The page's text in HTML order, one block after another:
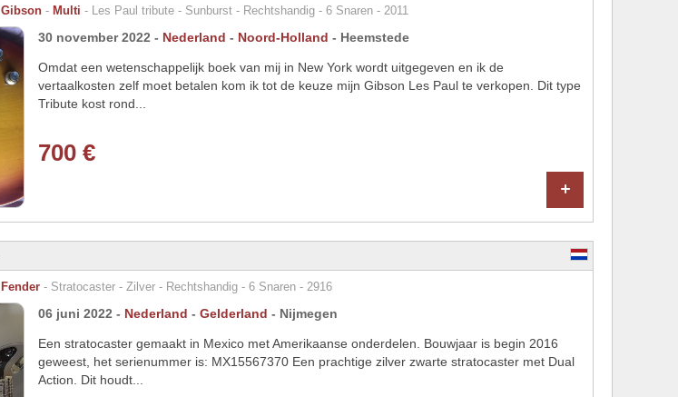
Gibson - Multi - Les Paul tribute - Sunburst - Rechtshandig - 6 Snaren - 2011
30 november 2022 - Nederland - Noord-Holland - Heemstede
Omdat een wetenschappelijk boek van mij in New York wordt uitgegeven en ik de
vertaalkosten zelf moet betalen kom ik tot de keuze mijn Gibson Les Paul te verkopen. Dit type
Tribute kost rond...
700 €
+
Fender - Stratocaster - Zilver - Rechtshandig - 6 Snaren - 2916
06 juni 2022 - Nederland - Gelderland - Nijmegen
Een stratocaster gemaakt in Mexico met Amerikaanse onderdelen. Bouwjaar is begin 2016
geweest, het serienummer is: MX15567370 Een prachtige zilver zwarte stratocaster met Dual
Action. Dit houdt...